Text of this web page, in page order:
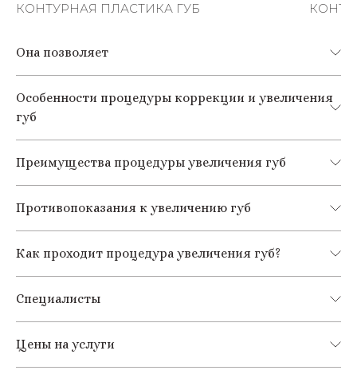
КОНТУРНАЯ ПЛАСТИКА ГУБ
Она позволяет
Особенности процедуры коррекции и увеличения
губ
Преимущества процедуры увеличения губ
Противопоказания к увеличению губ
Как проходит процедура увеличения губ?
Специалисты
Цены на услуги